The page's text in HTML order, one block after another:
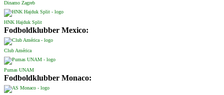
Dinamo Zagreb
HNK Hajduk Split
Fodboldklubber Mexico:
Club América
Pumas UNAM
Fodboldklubber Monaco: